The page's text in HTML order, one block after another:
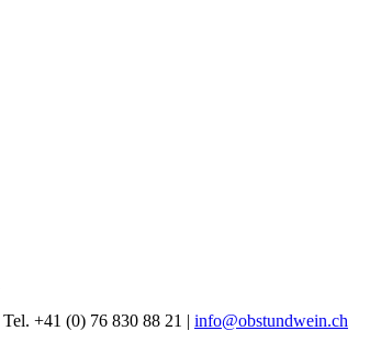
+41 (0) 76 830 88 21 | info@obstundwein.ch